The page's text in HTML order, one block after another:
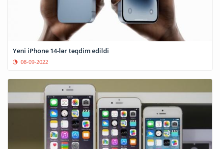
Yeni iPhone 14-lər təqdim edildi
08-09-2022